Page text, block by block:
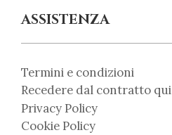
ASSISTENZA
Termini e condizioni
Recedere dal contratto qui
Privacy Policy
Cookie Policy